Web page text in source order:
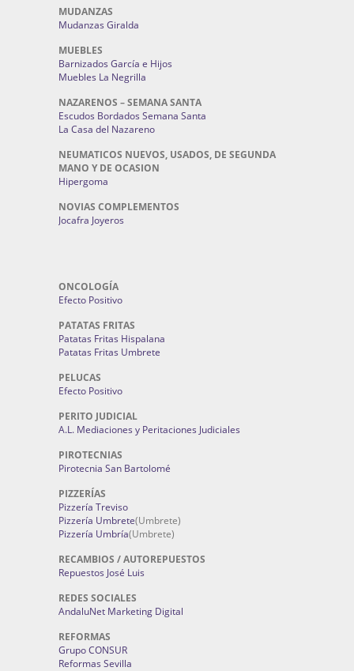
MUDANZAS
Mudanzas Giralda
MUEBLES
Barnizados García e Hijos
Muebles La Negrilla
NAZARENOS – SEMANA SANTA
Escudos Bordados Semana Santa
La Casa del Nazareno
NEUMATICOS NUEVOS, USADOS, DE SEGUNDA
MANO Y DE OCASION
Hipergoma
NOVIAS COMPLEMENTOS
Jocafra Joyeros
ONCOLOGÍA
Efecto Positivo
PATATAS FRITAS
Patatas Fritas Hispalana
Patatas Fritas Umbrete
PELUCAS
Efecto Positivo
PERITO JUDICIAL
A.L. Mediaciones y Peritaciones Judiciales
PIROTECNIAS
Pirotecnia San Bartolomé
PIZZERÍAS
Pizzería Treviso
Pizzería Umbrete(Umbrete)
Pizzería Umbría(Umbrete)
RECAMBIOS / AUTOREPUESTOS
Repuestos José Luis
REDES SOCIALES
AndaluNet Marketing Digital
REFORMAS
Grupo CONSUR
Reformas Sevilla